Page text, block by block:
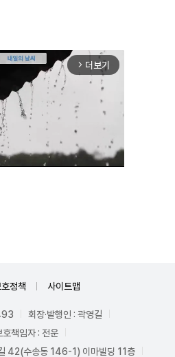
arrow_forward_ios 더보기
정책 사이트맵
회장·발행인 : 곽영길
호책임자 : 전운
42(수송동 146-1) 이마빌딩 11층